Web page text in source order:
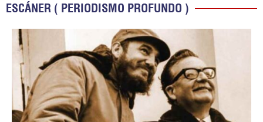
ESCÁNER ( PERIODISMO PROFUNDO )